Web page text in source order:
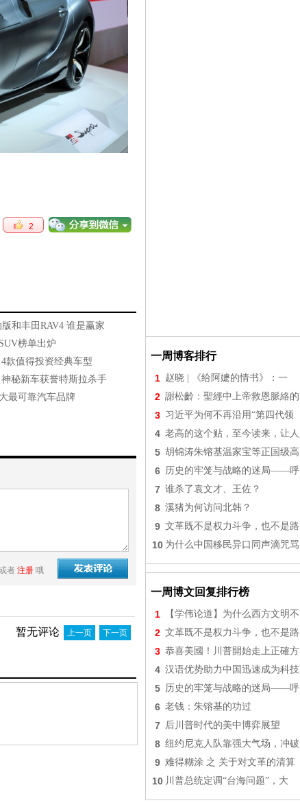
2
和丰田RAV4 谁是赢家
榜单出炉
款值得投资经典车型
秘新车获誉特斯拉杀手
最可靠汽车品牌
者 注册 哦
暂无评论 上一页 下一页
一周博客排行
1 赵晓 | 《给阿嬷的情书》：一
2 謝松齡：聖經中上帝救恩脈絡的
3 习近平为何不再沿用“第四代领
4 老高的这个贴，至今读来，让人
5 胡锦涛朱镕基温家宝等正国级高
6 历史的牢笼与战略的迷局——呼
7 谁杀了袁文才、王佐？
8 溪猪为何访问北韩？
9 文革既不是权力斗争，也不是路
10 为什么中国移民异口同声滴咒骂
一周博文回复排行榜
1 【学伟论道】为什么西方文明不
2 文革既不是权力斗争，也不是路
3 恭喜美國！川普開始走上正確方
4 汉语优势助力中国迅速成为科技
5 历史的牢笼与战略的迷局——呼
6 老钱：朱镕基的功过
7 后川普时代的美中博弈展望
8 纽约尼克人队靠强大气场，冲破
9 难得糊涂 之 关于对文革的清算
10 川普总统定调“台海问题”，大